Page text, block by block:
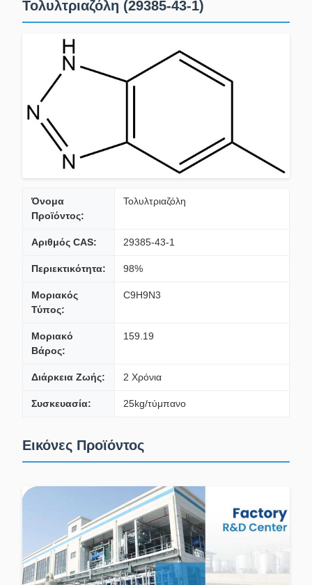
Τολυλτριαζόλη (29385-43-1)
Όνομα
Προϊόντος:
Τολυλτριαζόλη
Αριθμός CAS: 29385-43-1
Περιεκτικότητα: 98%
Μοριακός
Τύπος:
C9H9N3
Μοριακό
Βάρος:
159.19
Διάρκεια Ζωής: 2 Χρόνια
Συσκευασία: 25kg/τύμπανο
Εικόνες Προϊόντος